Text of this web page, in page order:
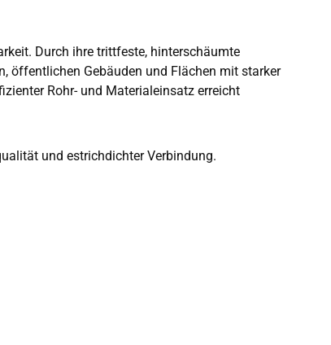
Durch ihre trittfeste, hinterschäumte
öffentlichen Gebäuden und Flächen mit starker
Rohr- und Materialeinsatz erreicht
und estrichdichter Verbindung.